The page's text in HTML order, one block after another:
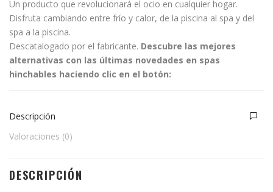
Un producto que revolucionará el ocio en cualquier hogar.
Disfruta cambiando entre frío y calor, de la piscina al spa y del
spa a la piscina.
Descatalogado por el fabricante. Descubre las mejores
alternativas con las últimas novedades en spas
hinchables haciendo clic en el botón:
Descripción
Valoraciones (0)
DESCRIPCIÓN